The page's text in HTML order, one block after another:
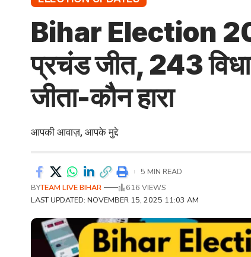
Bihar Election
प्रचंड जीत, 243
जीता-कौन हारा
आपकी आवाज़, आपके मुद्दे
LAST UPDATED: NOVEMBER 15, 2025 11:03 AM
BYTEAM LIVE BIHAR 616 VIEWS
5 MIN READ